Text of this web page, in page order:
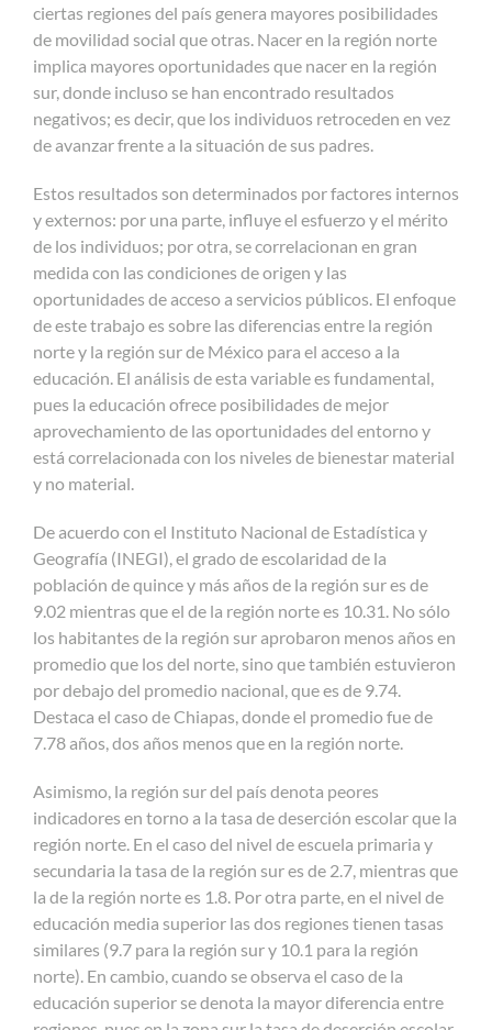
ciertas regiones del país genera mayores posibilidades
de movilidad social que otras. Nacer en la región norte
implica mayores oportunidades que nacer en la región
sur, donde incluso se han encontrado resultados
negativos; es decir, que los individuos retroceden en vez
de avanzar frente a la situación de sus padres.
Estos resultados son determinados por factores internos
y externos: por una parte, influye el esfuerzo y el mérito
de los individuos; por otra, se correlacionan en gran
medida con las condiciones de origen y las
oportunidades de acceso a servicios públicos. El enfoque
de este trabajo es sobre las diferencias entre la región
norte y la región sur de México para el acceso a la
educación. El análisis de esta variable es fundamental,
pues la educación ofrece posibilidades de mejor
aprovechamiento de las oportunidades del entorno y
está correlacionada con los niveles de bienestar material
y no material.
De acuerdo con el Instituto Nacional de Estadística y
Geografía (INEGI), el grado de escolaridad de la
población de quince y más años de la región sur es de
9.02 mientras que el de la región norte es 10.31. No sólo
los habitantes de la región sur aprobaron menos años en
promedio que los del norte, sino que también estuvieron
por debajo del promedio nacional, que es de 9.74.
Destaca el caso de Chiapas, donde el promedio fue de
7.78 años, dos años menos que en la región norte.
Asimismo, la región sur del país denota peores
indicadores en torno a la tasa de deserción escolar que la
región norte. En el caso del nivel de escuela primaria y
secundaria la tasa de la región sur es de 2.7, mientras que
la de la región norte es 1.8. Por otra parte, en el nivel de
educación media superior las dos regiones tienen tasas
similares (9.7 para la región sur y 10.1 para la región
norte). En cambio, cuando se observa el caso de la
educación superior se denota la mayor diferencia entre